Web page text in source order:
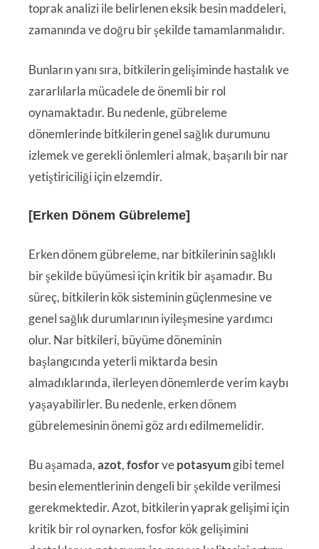
toprak analizi ile belirlenen eksik besin maddeleri,
zamanında ve doğru bir şekilde tamamlanmalıdır.
Bunların yanı sıra, bitkilerin gelişiminde hastalık ve
zararlılarla mücadele de önemli bir rol
oynamaktadır. Bu nedenle, gübreleme
dönemlerinde bitkilerin genel sağlık durumunu
izlemek ve gerekli önlemleri almak, başarılı bir nar
yetiştiriciliği için elzemdir.
[Erken Dönem Gübreleme]
Erken dönem gübreleme, nar bitkilerinin sağlıklı
bir şekilde büyümesi için kritik bir aşamadır. Bu
süreç, bitkilerin kök sisteminin güçlenmesine ve
genel sağlık durumlarının iyileşmesine yardımcı
olur. Nar bitkileri, büyüme döneminin
başlangıcında yeterli miktarda besin
almadıklarında, ilerleyen dönemlerde verim kaybı
yaşayabilirler. Bu nedenle, erken dönem
gübrelemesinin önemi göz ardı edilmemelidir.
Bu aşamada,azot,fosforvepotasyumgibi temel
besin elementlerinin dengeli bir şekilde verilmesi
gerekmektedir. Azot, bitkilerin yaprak gelişimi için
kritik bir rol oynarken, fosfor kök gelişimini